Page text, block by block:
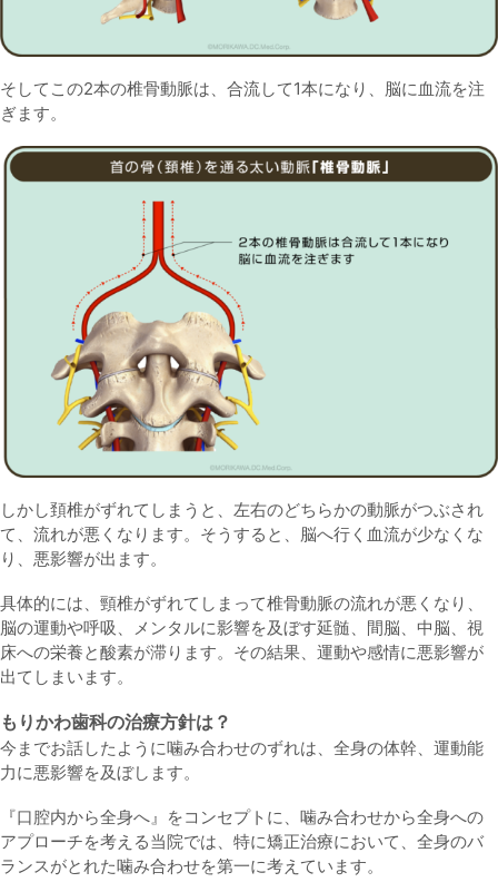
そしてこの2本の椎骨動脈は、合流して1本になり、脳に血流を注
ぎます。
しかし頚椎がずれてしまうと、左右のどちらかの動脈がつぶされ
て、流れが悪くなります。そうすると、脳へ行く血流が少なくな
り、悪影響が出ます。
具体的には、頸椎がずれてしまって椎骨動脈の流れが悪くなり、
脳の運動や呼吸、メンタルに影響を及ぼす延髄、間脳、中脳、視
床への栄養と酸素が滞ります。その結果、運動や感情に悪影響が
出てしまいます。
もりかわ歯科の治療方針は？
今までお話したように噛み合わせのずれは、全身の体幹、運動能
力に悪影響を及ぼします。
『口腔内から全身へ』をコンセプトに、噛み合わせから全身への
アプローチを考える当院では、特に矯正治療において、全身のバ
ランスがとれた噛み合わせを第一に考えています。